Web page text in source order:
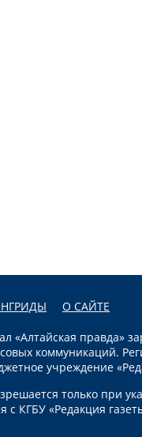
О САЙТЕ
правда»
коммуникаций.
учреждение
только при
КГБУ «Редакция